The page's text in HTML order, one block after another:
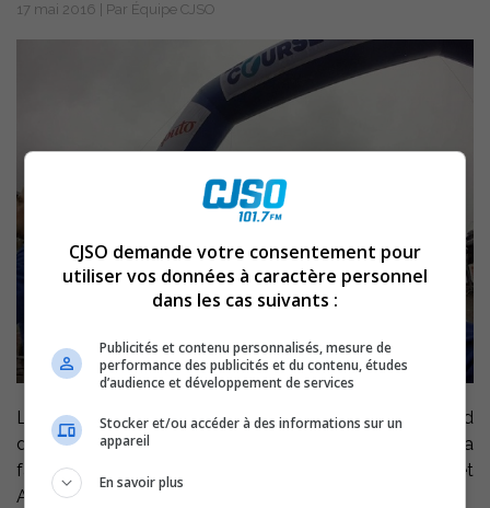
17 mai 2016 | Par Équipe CJSO
Le responsable de la Course au secondaire du Grand
défi Pierre Lavoie à l’École secondaire Bernard-Gariépy a
fait le bilan de la course ce matin avec Valérie Ferland et
André Champagne.
CJSO demande votre consentement pour
utiliser vos données à caractère personnel
dans les cas suivants :
Publicités et contenu personnalisés, mesure de
performance des publicités et du contenu, études
d’audience et développement de services
Stocker et/ou accéder à des informations sur un
appareil
En savoir plus